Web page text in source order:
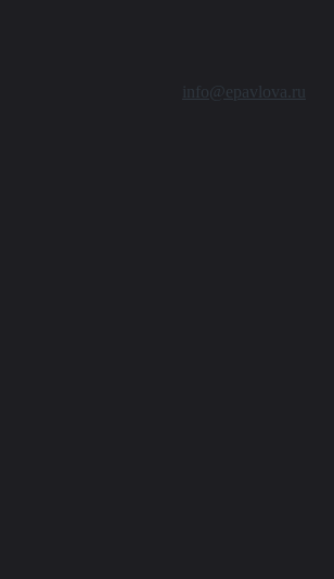
info@epavlova.ru